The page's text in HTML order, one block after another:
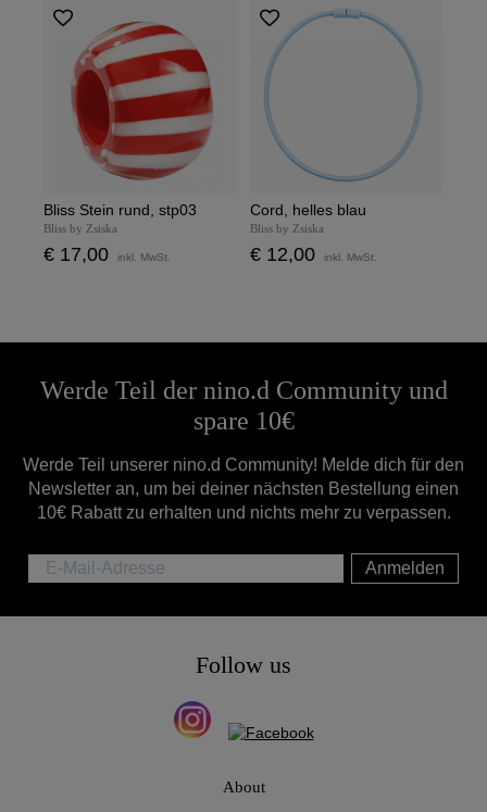
Bliss Stein rund, stp03
Bliss by Zsiska
€ 17,00 inkl. MwSt.
Cord, helles blau
Bliss by Zsiska
€ 12,00 inkl. MwSt.
Werde Teil der nino.d Community und
spare 10€
Werde Teil unserer nino.d Community! Melde dich für den
Newsletter an, um bei deiner nächsten Bestellung einen
10€ Rabatt zu erhalten und nichts mehr zu verpassen.
Anmelden
Follow us
About